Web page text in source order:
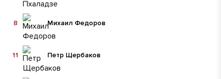
Михаил Федоров
8
Петр Щербаков
11